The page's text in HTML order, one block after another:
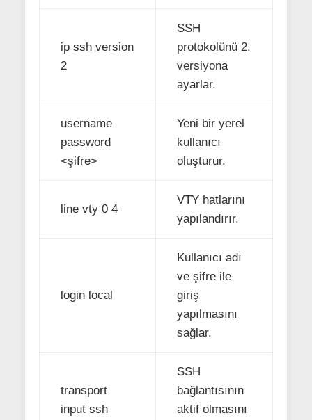
ip ssh version
2
SSH
protokolünü 2.
versiyona
ayarlar.
username
password
<şifre>
Yeni bir yerel
kullanıcı
oluşturur.
line vty 0 4
VTY hatlarını
yapılandırır.
login local
Kullanıcı adı
ve şifre ile
giriş
yapılmasını
sağlar.
transport
input ssh
SSH
bağlantısının
aktif olmasını